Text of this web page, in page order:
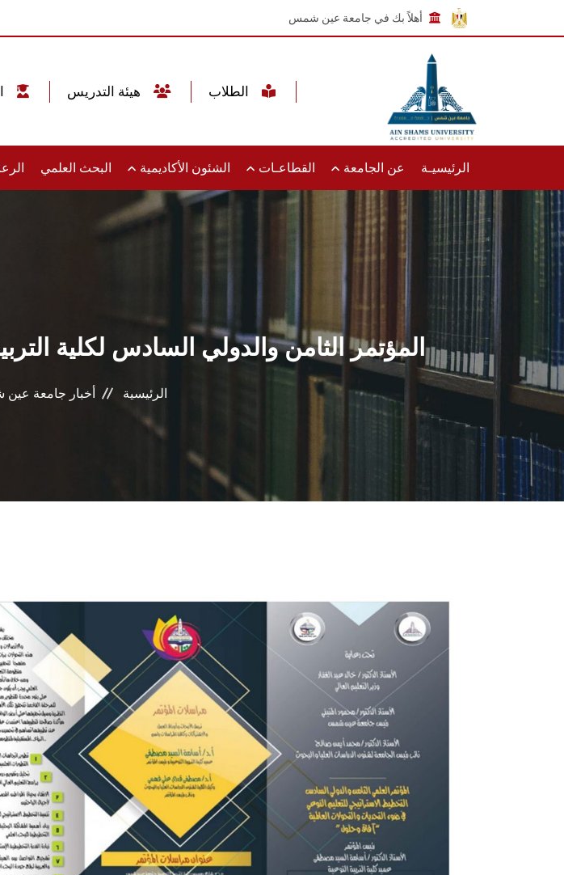
أهلاً بك في جامعة عين شمس
الرئيسيـة عن الجامعة القطاعـات الشئون الأكاديمية البحث العلمي
المؤتمر الثامن والدولي السادس لكلية
الرئيسية أخبار جامعة